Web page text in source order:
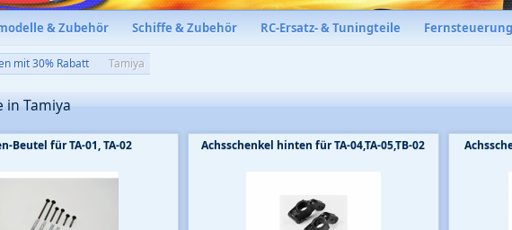
& Zubehör Schiffe & Zubehör RC-Ersatz- & Tuningteile
mit 30% Rabatt Tamiya
in Tamiya
Beutel für TA-01, TA-02 Achsschenkel hinten für TA-04,TA-05,TB-02